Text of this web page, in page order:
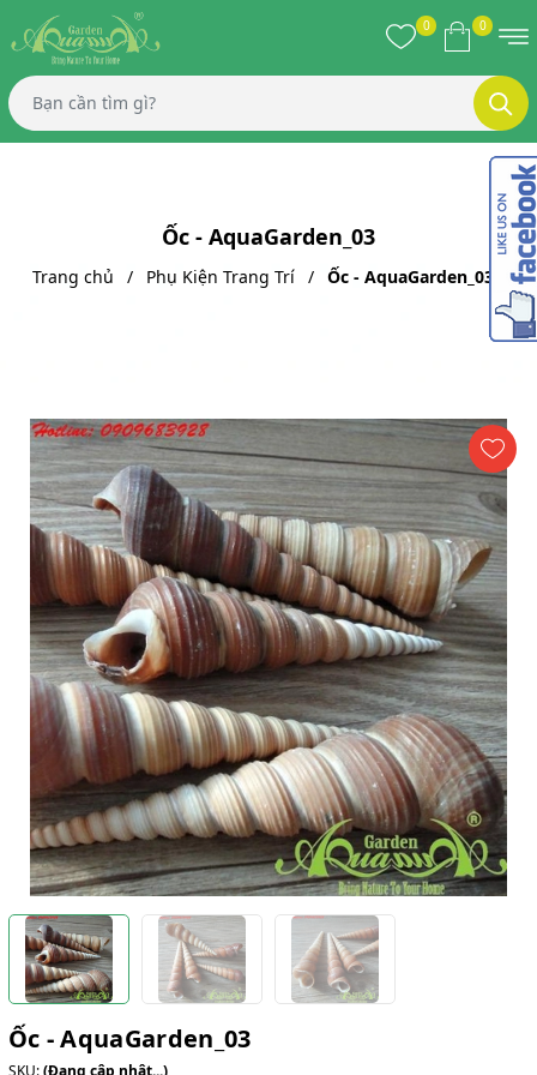
0 0
Ốc - AquaGarden_03
Trang chủ Phụ Kiện Trang Trí Ốc - AquaGarden_03
Ốc - AquaGarden_03
SKU:(Đang cập nhật...)